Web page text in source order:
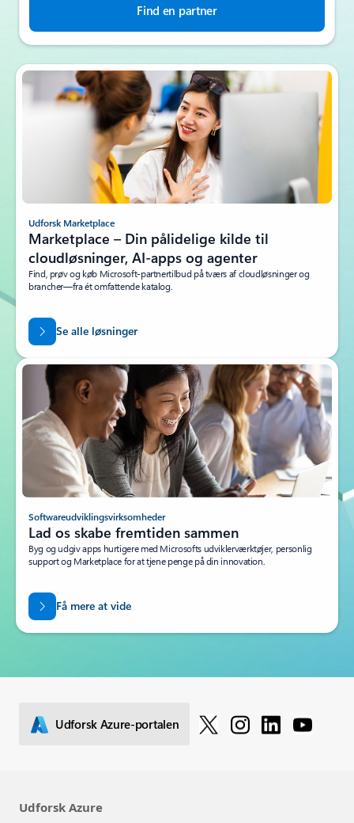
Find en partner
Udforsk Marketplace
Marketplace – Din pålidelige kilde til
cloudløsninger, AI-apps og agenter
Find, prøv og køb Microsoft-partnertilbud på tværs af cloudløsninger og
brancher—fra ét omfattende katalog.
Se alle løsninger
Softwareudviklingsvirksomheder
Lad os skabe fremtiden sammen
Byg og udgiv apps hurtigere med Microsofts udviklerværktøjer, personlig
support og Marketplace for at tjene penge på din innovation.
Få mere at vide
Udforsk Azure-portalen
Udforsk Azure